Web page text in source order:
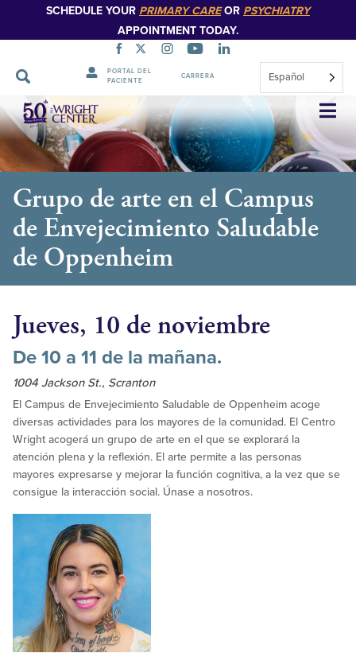
SCHEDULE YOUR PRIMARY CAREOR PSYCHIATRY
APPOINTMENT TODAY.
PORTAL DEL
PACIENTE
CARRERA Español
Saltar
navegación
Grupo de arte en el Campus
de Envejecimiento Saludable
de Oppenheim
Jueves, 10 de noviembre
De 10 a 11 de la mañana.
1004 Jackson St., Scranton
El Campus de Envejecimiento Saludable de Oppenheim acoge
diversas actividades para los mayores de la comunidad. El Centro
Wright acogerá un grupo de arte en el que se explorará la
atención plena y la reflexión. El arte permite a las personas
mayores expresarse y mejorar la función cognitiva, a la vez que se
consigue la interacción social. Únase a nosotros.